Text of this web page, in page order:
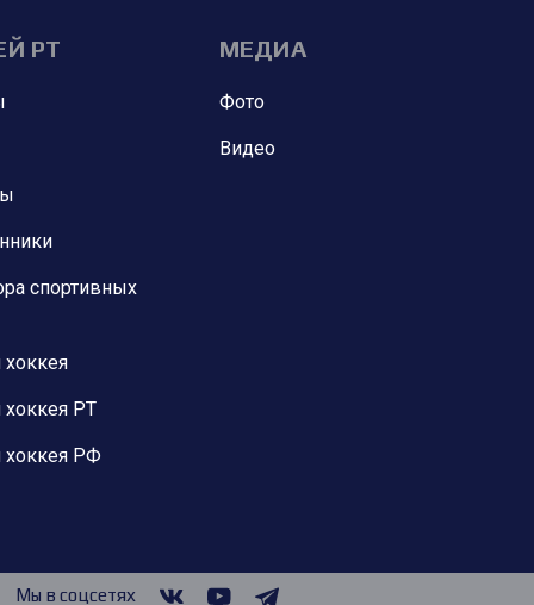
РТ
спортивных
хоккея
хоккея РТ
хоккея РФ
МЕДИА
Фото
Видео
Мы в соцсетях